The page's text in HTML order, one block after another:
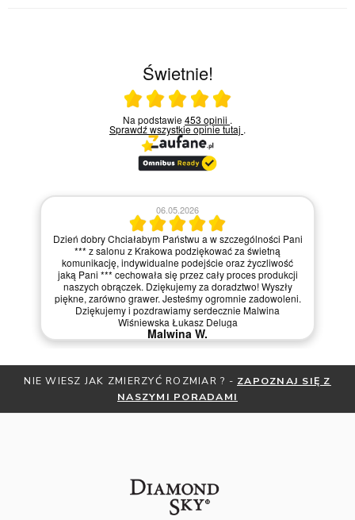
Świetnie!
Ocena średnia 5 na 5
Na podstawie453 opinii .
Sprawdź wszystkie opinietutaj .
06.05.2026
Dzień dobry Chciałabym Państwu a w szczególności Pani
*** z salonu z Krakowa podziękować za świetną
komunikację, indywidualne podejście oraz życzliwość
jaką Pani *** cechowała się przez cały proces produkcji
naszych obrączek. Dziękujemy za doradztwo! Wyszły
piękne, zarówno grawer. Jesteśmy ogromnie zadowoleni.
Dziękujemy i pozdrawiamy serdecznie Malwina
Wiśniewska Łukasz Deluga
Malwina W.
NIE WIESZ JAK ZMIERZYĆ ROZMIAR ? - ZAPOZNAJ SIĘ Z
NASZYMI PORADAMI